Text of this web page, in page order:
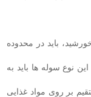
باید در محدوده
نوع سوله ها باید به
بر روی مواد غذایی